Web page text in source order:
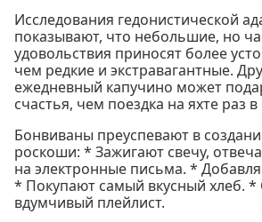
Исследования гедонистической
показывают, что небольшие, но
удовольствия приносят более
чем редкие и экстравагантные.
ежедневный капучино может
счастья, чем поездка на яхте раз в
Бонвиваны преуспевают в
роскоши: * Зажигают свечу,
на электронные письма. *
* Покупают самый вкусный хлеб. *
вдумчивый плейлист.